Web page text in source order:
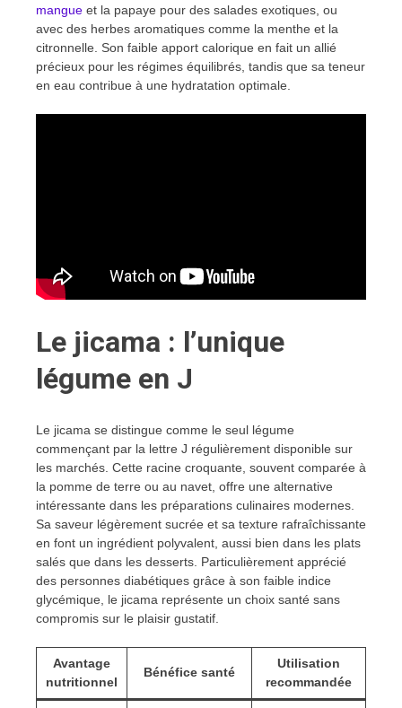
mangue et la papaye pour des salades exotiques, ou
avec des herbes aromatiques comme la menthe et la
citronnelle. Son faible apport calorique en fait un allié
précieux pour les régimes équilibrés, tandis que sa teneur
en eau contribue à une hydratation optimale.
Le jicama : l’unique
légume en J
Le jicama se distingue comme le seul légume
commençant par la lettre J régulièrement disponible sur
les marchés. Cette racine croquante, souvent comparée à
la pomme de terre ou au navet, offre une alternative
intéressante dans les préparations culinaires modernes.
Sa saveur légèrement sucrée et sa texture rafraîchissante
en font un ingrédient polyvalent, aussi bien dans les plats
salés que dans les desserts. Particulièrement apprécié
des personnes diabétiques grâce à son faible indice
glycémique, le jicama représente un choix santé sans
compromis sur le plaisir gustatif.
Avantage
nutritionnel
Bénéfice santé
Utilisation
recommandée